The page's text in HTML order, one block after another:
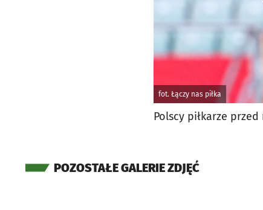
fot. Łączy nas piłka
Polscy piłkarze
POZOSTAŁE GALERIE ZDJĘĆ